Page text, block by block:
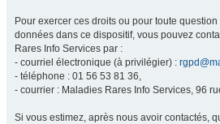
Pour exercer ces droits ou pour toute
données dans ce dispositif, vous pouvez
Rares Info Services par :
- courriel électronique (à privilégier) :
- téléphone : 01 56 53 81 36,
- courrier : Maladies Rares Info Services, 96
Si vous estimez, après nous avoir contactés,